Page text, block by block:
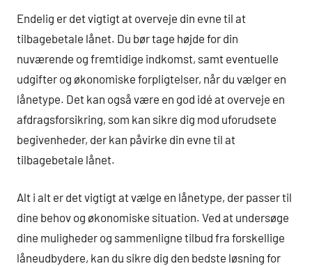
Endelig er det vigtigt at overveje din evne til at
tilbagebetale lånet. Du bør tage højde for din
nuværende og fremtidige indkomst, samt eventuelle
udgifter og økonomiske forpligtelser, når du vælger en
lånetype. Det kan også være en god idé at overveje en
afdragsforsikring, som kan sikre dig mod uforudsete
begivenheder, der kan påvirke din evne til at
tilbagebetale lånet.
Alt i alt er det vigtigt at vælge en lånetype, der passer til
dine behov og økonomiske situation. Ved at undersøge
dine muligheder og sammenligne tilbud fra forskellige
låneudbydere, kan du sikre dig den bedste løsning for